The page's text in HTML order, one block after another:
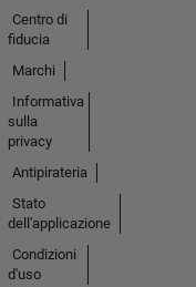
Centro di
fiducia
Marchi
Informativa
sulla
privacy
Antipirateria
Stato
dell'applicazione
Condizioni
d'uso